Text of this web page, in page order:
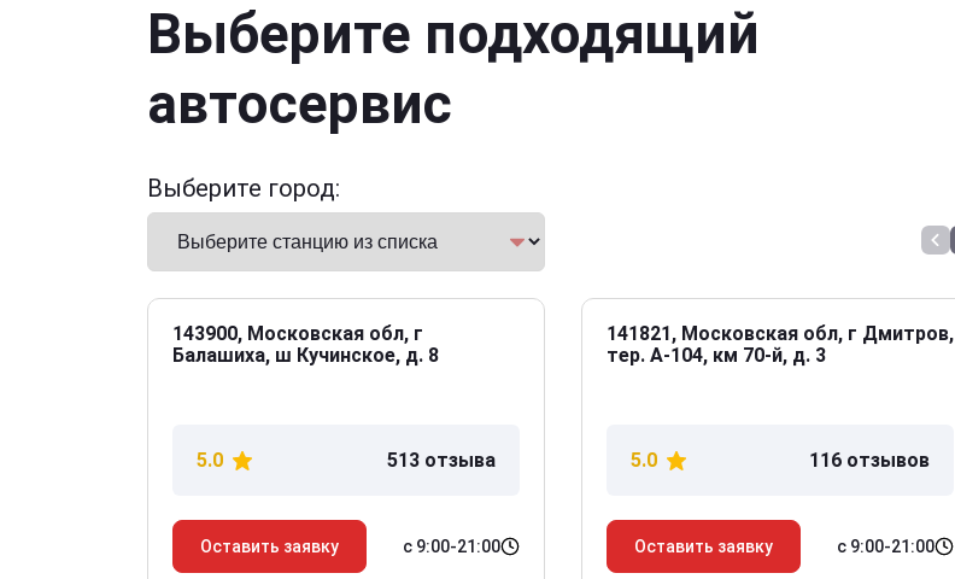
Выберите подходящий
автосервис
Выберите город:
143900, Московская обл, г
Балашиха, ш Кучинское, д. 8
5.0 513 отзыва
Оставить заявку с 9:00-21:00
141821, Московская обл, г Дмитров,
тер. А-104, км 70-й, д. 3
5.0 116 отзывов
Оставить заявку с 9:00-21:00